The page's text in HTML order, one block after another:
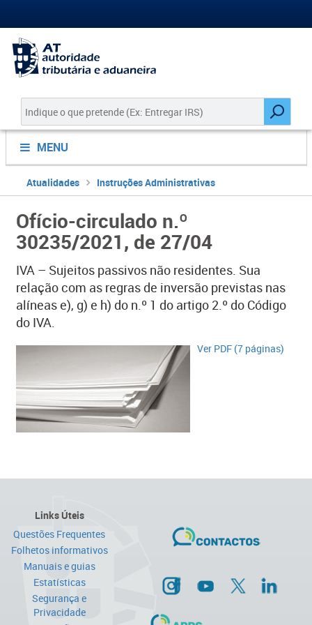
MENU
Atualidades Instruções Administrativas
Ofício-circulado n.º
30235/2021, de 27/04
IVA – Sujeitos passivos não residentes. Sua
relação com as regras de inversão previstas nas
alíneas e), g) e h) do n.º 1 do artigo 2.º do Código
do IVA.
Ver PDF (7 páginas)​
Links Úteis
Questões Frequentes
Folhetos informativos
Manuais e guias
Estatísticas
Segurança e
Privacidade